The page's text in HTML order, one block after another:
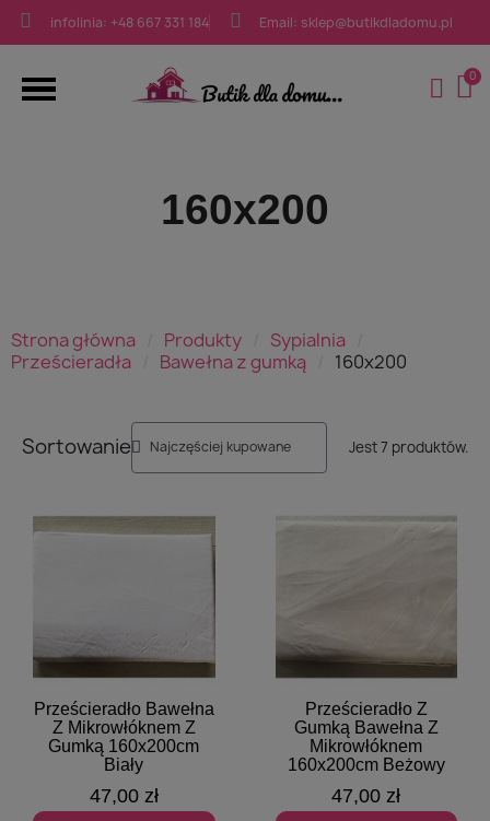
infolinia: +48 667 331 184 Email: sklep@butikdladomu.pl
160x200
Strona główna Produkty
Sypialnia
Prześcieradła
Bawełna z gumką 160x200
Jest 7 produktów.
Sortowanie
Szybki podgląd
Prześcieradło Bawełna
Z Mikrowłóknem Z
Gumką 160x200cm
Biały
47,00 zł
Szybki podgląd
Prześcieradło Z
Gumką Bawełna Z
Mikrowłóknem
160x200cm Beżowy
47,00 zł